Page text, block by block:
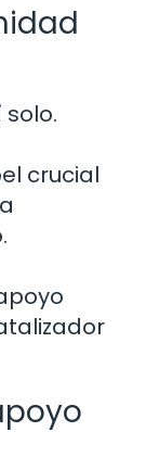
crucial